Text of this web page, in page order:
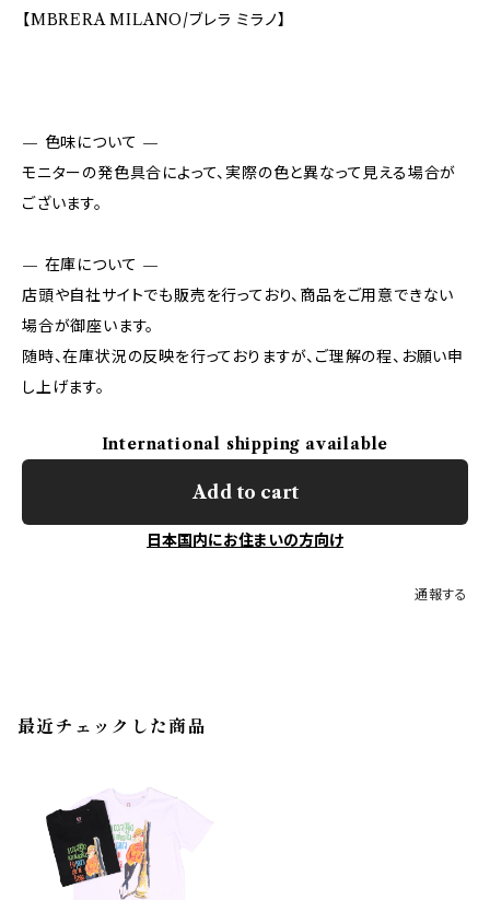
【MBRERA MILANO/ブレラ ミラノ】
— 色味について —
モニターの発色具合によって、実際の色と異なって見える場合が
ございます。
— 在庫について —
店頭や自社サイトでも販売を行っており、商品をご用意できない
場合が御座います。
随時、在庫状況の反映を行っておりますが、ご理解の程、お願い申
し上げます。
International shipping available
Add to cart
日本国内にお住まいの方向け
通報する
最近チェックした商品